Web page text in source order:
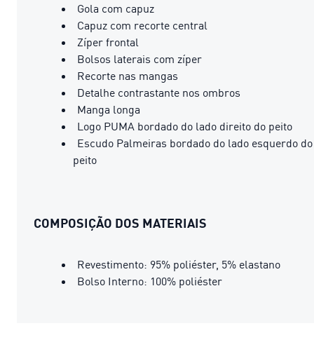
Gola com capuz
Capuz com recorte central
Zíper frontal
Bolsos laterais com zíper
Recorte nas mangas
Detalhe contrastante nos ombros
Manga longa
Logo PUMA bordado do lado direito do peito
Escudo Palmeiras bordado do lado esquerdo do
peito
COMPOSIÇÃO DOS MATERIAIS
Revestimento: 95% poliéster, 5% elastano
Bolso Interno: 100% poliéster